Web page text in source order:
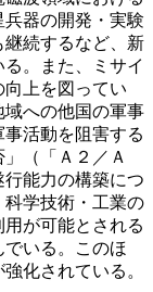
器の開発・実験
継続するなど、新
。また、ミサイ
上を図ってい
域への他国の軍事
活動を阻害する
（「Ａ２／Ａ
能力の構築につ
学技術・工業の
が可能とされる
いる。このほ
化されている。